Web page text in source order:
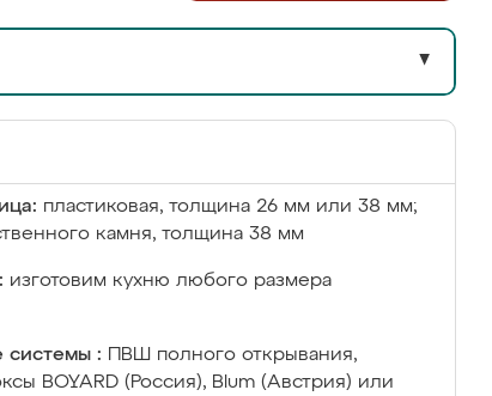
▼
пластиковая, толщина 26 мм или 38 мм;
камня, толщина 38 мм
изготовим кухню любого размера
системы :
ПВШ полного открывания,
BOYARD (Россия), Blum (Австрия) или